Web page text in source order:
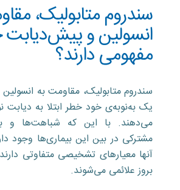
سندروم متابولیک،
انسولین و
مفهومی دارند؟
سندروم متابولیک، مقاومت به
یک به‌نوبه‌ی خود خطر ابتلا به دیابت
می‌دهند. با این که شباهت‌ها و
مشترکی در بین این بیماری‌ها وجود
آنها معیار‌های تشخیصی متفاوتی
بروز علائمی می‌شوند.